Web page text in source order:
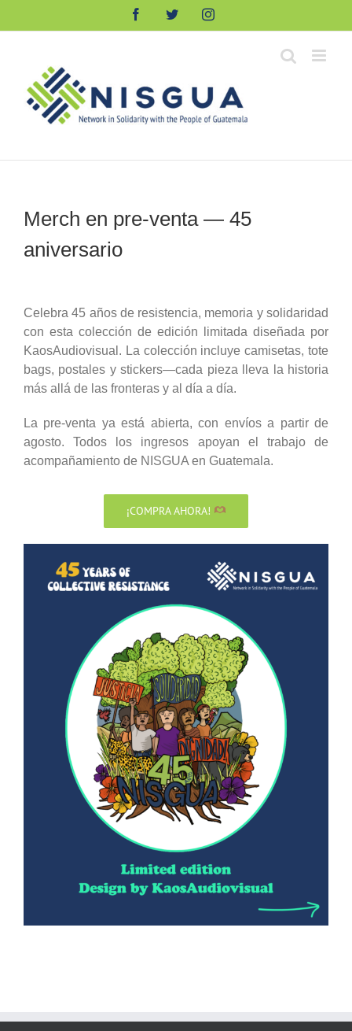
FacebookTwitterInstagram
Merch en pre-venta — 45
aniversario
Celebra 45 años de resistencia, memoria y solidaridad
con esta colección de edición limitada diseñada por
KaosAudiovisual. La colección incluye camisetas, tote
bags, postales y stickers—cada pieza lleva la historia
más allá de las fronteras y al día a día.
La pre-venta ya está abierta, con envíos a partir de
agosto. Todos los ingresos apoyan el trabajo de
acompañamiento de NISGUA en Guatemala.
¡COMPRA AHORA!